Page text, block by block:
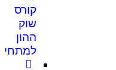
קורס
שוק
ההון